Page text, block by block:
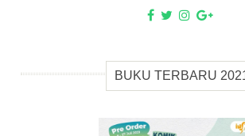
BUKU TERBARU